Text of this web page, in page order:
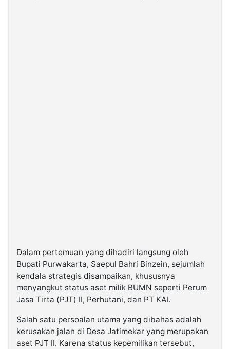
Dalam pertemuan yang dihadiri langsung oleh
Bupati Purwakarta, Saepul Bahri Binzein, sejumlah
kendala strategis disampaikan, khususnya
menyangkut status aset milik BUMN seperti Perum
Jasa Tirta (PJT) II, Perhutani, dan PT KAI.
Salah satu persoalan utama yang dibahas adalah
kerusakan jalan di Desa Jatimekar yang merupakan
aset PJT II. Karena status kepemilikan tersebut,